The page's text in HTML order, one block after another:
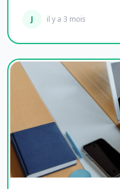
J il y a 3 mois